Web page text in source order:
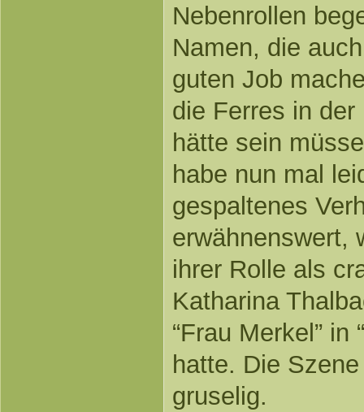
Nebenrollen
Namen, die
guten Job
die Ferres in
hätte sein
habe nun mal
gespaltenes
erwähnenswert,
ihrer Rolle als
Katharina
“Frau Merkel” in
hatte. Die
gruselig.